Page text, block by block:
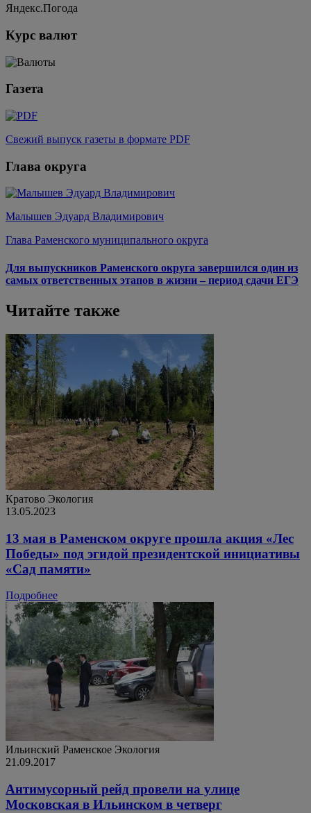
Яндекс.Погода
Курс валют
Газета
Свежий выпуск газеты в формате PDF
Глава округа
Малышев Эдуард Владимирович
Глава Раменского муниципального округа
Для выпускников Раменского округа завершился один из
самых ответственных этапов в жизни – период сдачи ЕГЭ
Читайте также
Кратово Экология
13.05.2023
13 мая в Раменском округе прошла акция «Лес
Победы» под эгидой президентской инициативы
«Сад памяти»
Подробнее
Ильинский Раменское Экология
21.09.2017
Антимусорный рейд провели на улице
Московская в Ильинском в четверг